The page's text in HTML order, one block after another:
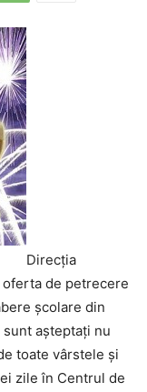
Direcţia
de petrecere
şcolare din
aşteptaţi nu
toate vârstele şi
zile în Centrul de